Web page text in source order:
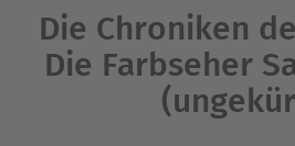
Die Chroniken
Die Farbseher